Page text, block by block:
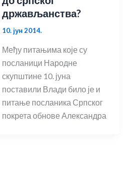
држављанства?
10. јун 2014.
Међу питањима које су
посланици Народне
скупштине 10. јуна
поставили Влади било је и
питање посланика Српског
покрета обнове Александра